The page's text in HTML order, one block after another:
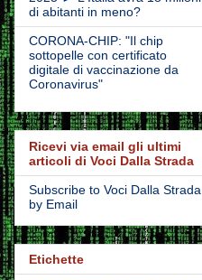
di abitanti in meno?
CORONA-CHIP: "Il chip
sottopelle con certificato
digitale di vaccinazione da
Coronavirus"
Ricevi via email gli ultimi
articoli di Voci Dalla Strada
Subscribe to Voci Dalla Strada
by Email
Etichette